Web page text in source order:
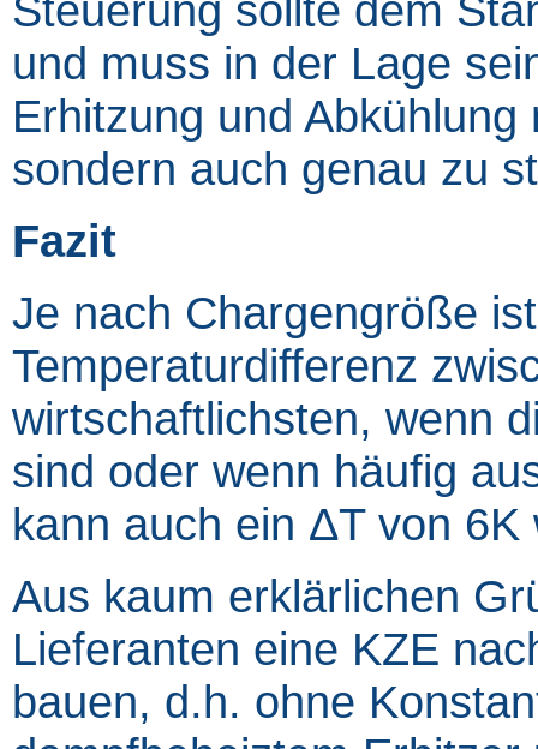
und muss in der Lage
Erhitzung und
sondern auch genau zu
Fazit
Je nach Chargengröße
Temperaturdifferenz
wirtschaftlichsten, wenn
sind oder wenn häufig
kann auch ein ΔT von
Aus kaum erklärlichen
Lieferanten eine KZE
bauen, d.h. ohne